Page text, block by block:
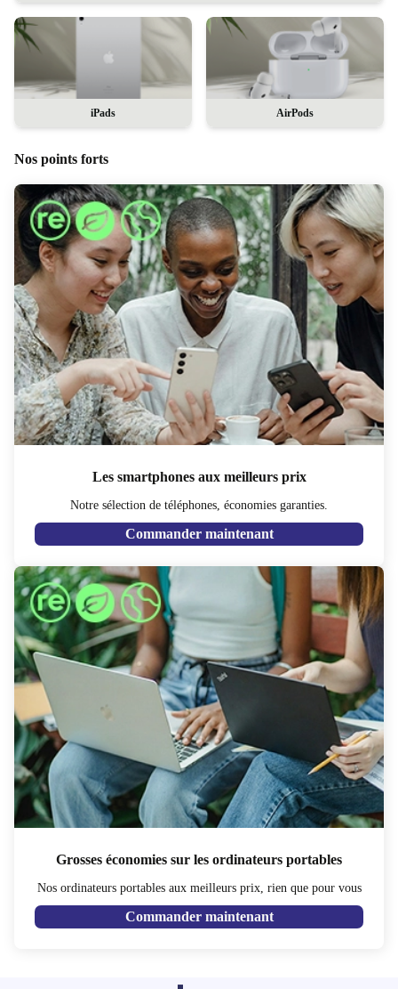
iPads AirPods
Nos points forts
Les smartphones aux meilleurs prix
Notre sélection de téléphones, économies garanties.
Commander maintenant
Grosses économies sur les ordinateurs portables
Nos ordinateurs portables aux meilleurs prix, rien que pour vous
Commander maintenant